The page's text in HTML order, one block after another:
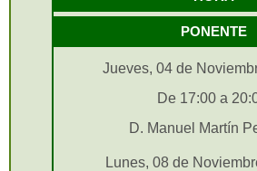
PONENTE
Jueves, 04 de
De 17:00 a
D. Manuel Martín
Lunes, 08 de